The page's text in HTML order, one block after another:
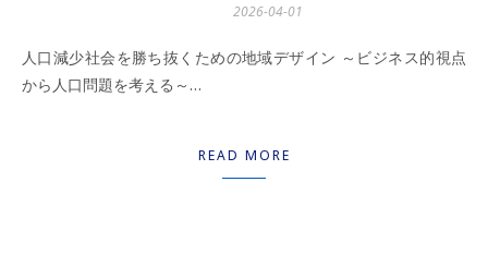
2026-04-01
人口減少社会を勝ち抜くための地域デザイン ～ビジネス的視点
から人口問題を考える～…
READ MORE